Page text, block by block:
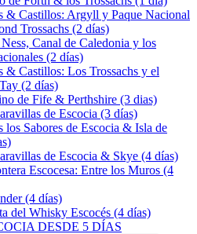
& Castillos: Argyll y Paque Nacional
Trossachs (2 días)
Canal de Caledonia y los
(2 días)
& Castillos: Los Trossachs y el
(2 días)
de Fife & Perthshire (3 dias)
de Escocia (3 días)
los Sabores de Escocia & Isla de
de Escocia & Skye (4 días)
Escocesa: Entre los Muros (4
(4 días)
del Whisky Escocés (4 días)
DESDE 5 DÍAS